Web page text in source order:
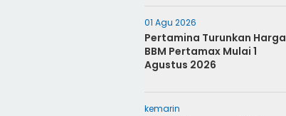
01 Agu 2026
Pertamina Turunkan Harga
BBM Pertamax Mulai 1
Agustus 2026
kemarin